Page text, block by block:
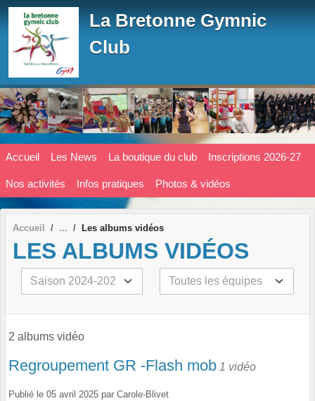
La Bretonne Gymnic
Club
Accueil Les News La boutique du club Inscriptions 2026-27
Nos activités Infos pratiques Photos & vidéos
Accueil Les albums vidéos
LES ALBUMS VIDÉOS
2 albums vidéo
Regroupement GR -Flash mob 1 vidéo
Publié le 05 avril 2025 par Carole-Blivet
Panneau de gestion des cookies